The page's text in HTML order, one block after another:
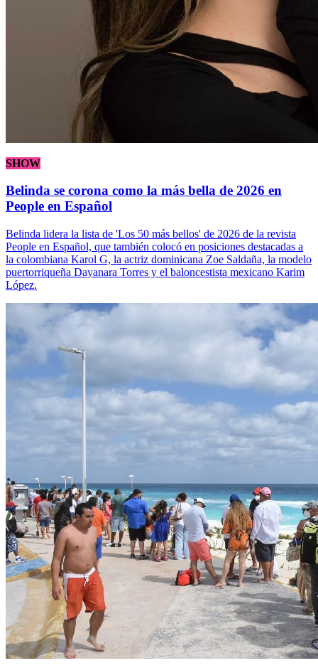
SHOW
Belinda se corona como la más bella de 2026 en
People en Español
Belinda lidera la lista de 'Los 50 más bellos' de 2026 de la revista
People en Español, que también colocó en posiciones destacadas a
la colombiana Karol G, la actriz dominicana Zoe Saldaña, la modelo
puertorriqueña Dayanara Torres y el baloncestista mexicano Karim
López.